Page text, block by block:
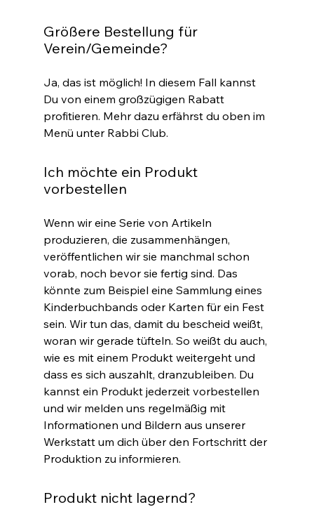
Größere Bestellung für
Verein/Gemeinde?
Ja, das ist möglich! In diesem Fall kannst
Du von einem großzügigen Rabatt
profitieren. Mehr dazu erfährst du oben im
Menü unter Rabbi Club.
Ich möchte ein Produkt
vorbestellen
Wenn wir eine Serie von Artikeln
produzieren, die zusammenhängen,
veröffentlichen wir sie manchmal schon
vorab, noch bevor sie fertig sind. Das
könnte zum Beispiel eine Sammlung eines
Kinderbuchbands oder Karten für ein Fest
sein. Wir tun das, damit du bescheid weißt,
woran wir gerade tüfteln. So weißt du auch,
wie es mit einem Produkt weitergeht und
dass es sich auszahlt, dranzubleiben. Du
kannst ein Produkt jederzeit vorbestellen
und wir melden uns regelmäßig mit
Informationen und Bildern aus unserer
Werkstatt um dich über den Fortschritt der
Produktion zu informieren.
Produkt nicht lagernd?